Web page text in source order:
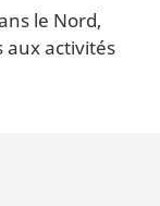
le Nord,
aux activités